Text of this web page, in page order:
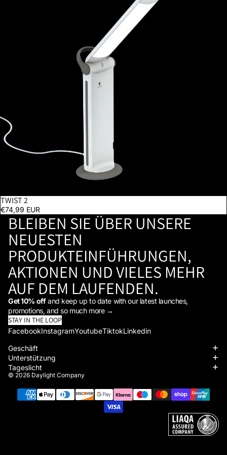
TWIST 2
€74,99 EUR
BLEIBEN SIE ÜBER UNSERE
NEUESTEN
PRODUKTEINFÜHRUNGEN,
AKTIONEN UND VIELES MEHR
AUF DEM LAUFENDEN.
Get 10% offand keep up to date with our latest launches,
promotions, and so much more →
STAY IN THE LOOP
FacebookInstagramYoutubeTiktokLinkedin
Geschäft
Unterstützung
Tageslicht
© 2026 Daylight Company
Zahlungsmethoden